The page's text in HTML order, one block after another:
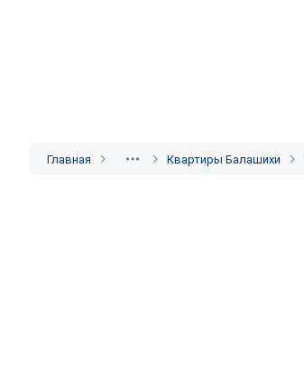
Главная Квартиры Балашихи